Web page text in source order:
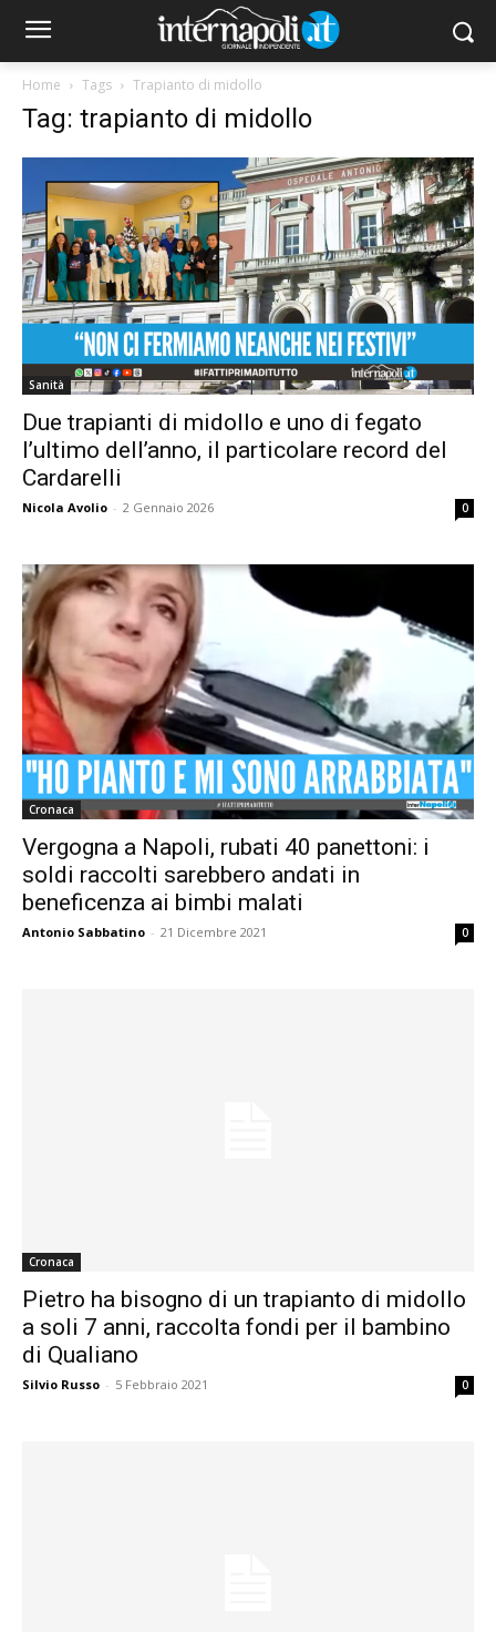
Home Tags Trapianto di midollo
Tag: trapianto di midollo
Sanità
Due trapianti di midollo e uno di fegato
l’ultimo dell’anno, il particolare record del
Cardarelli
Nicola Avolio - 2 Gennaio 2026 0
Cronaca
Vergogna a Napoli, rubati 40 panettoni: i
soldi raccolti sarebbero andati in
beneficenza ai bimbi malati
Antonio Sabbatino - 21 Dicembre 2021 0
Cronaca
Pietro ha bisogno di un trapianto di midollo
a soli 7 anni, raccolta fondi per il bambino
di Qualiano
Silvio Russo - 5 Febbraio 2021 0